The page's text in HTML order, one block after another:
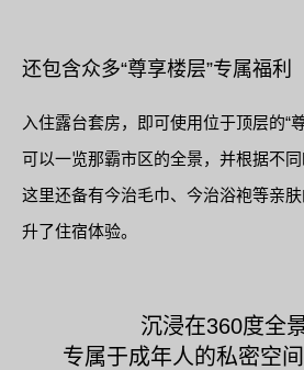
还包含众多“尊享楼层”专属福利
入住露台套房，即可使用位于顶层的“
可以一览那霸市区的全景，并根据不同
这里还备有今治毛巾、今治浴袍等亲
升了住宿体验。
沉浸在360度全
专属于成年人的私密空